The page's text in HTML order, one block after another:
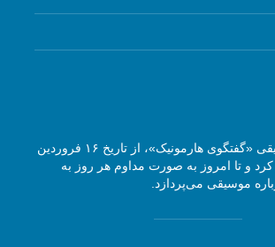
مجله آنلاین موسیقی «گفتگوی هارمونیک»، از تاریخ ۱۶ فروردین
کار کرد و تا امروز به صورت مداوم هر روز به
موسیقی می‌پردازد.